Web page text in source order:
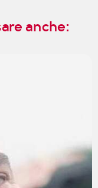
anche: